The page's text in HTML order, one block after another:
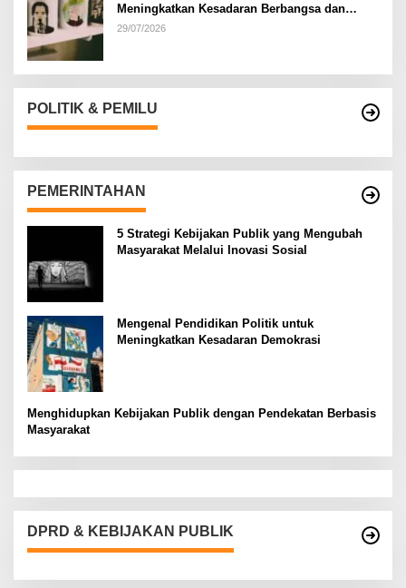
Meningkatkan Kesadaran Berbangsa dan
Bernegara di…
29/07/2026
POLITIK & PEMILU
PEMERINTAHAN
5 Strategi Kebijakan Publik yang Mengubah
Masyarakat Melalui Inovasi Sosial
Mengenal Pendidikan Politik untuk
Meningkatkan Kesadaran Demokrasi
Menghidupkan Kebijakan Publik dengan Pendekatan Berbasis
Masyarakat
DPRD & KEBIJAKAN PUBLIK